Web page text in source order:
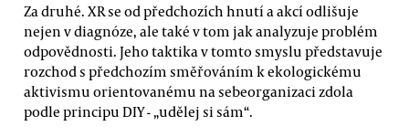
Za druhé. XR se od předchozích hnutí a akcí odlišuje
nejen v diagnóze, ale také v tom jak analyzuje problém
odpovědnosti. Jeho taktika v tomto smyslu představuje
rozchod s předchozím směřováním k ekologickému
aktivismu orientovanému na sebeorganizaci zdola
podle principu DIY - „udělej si sám“.